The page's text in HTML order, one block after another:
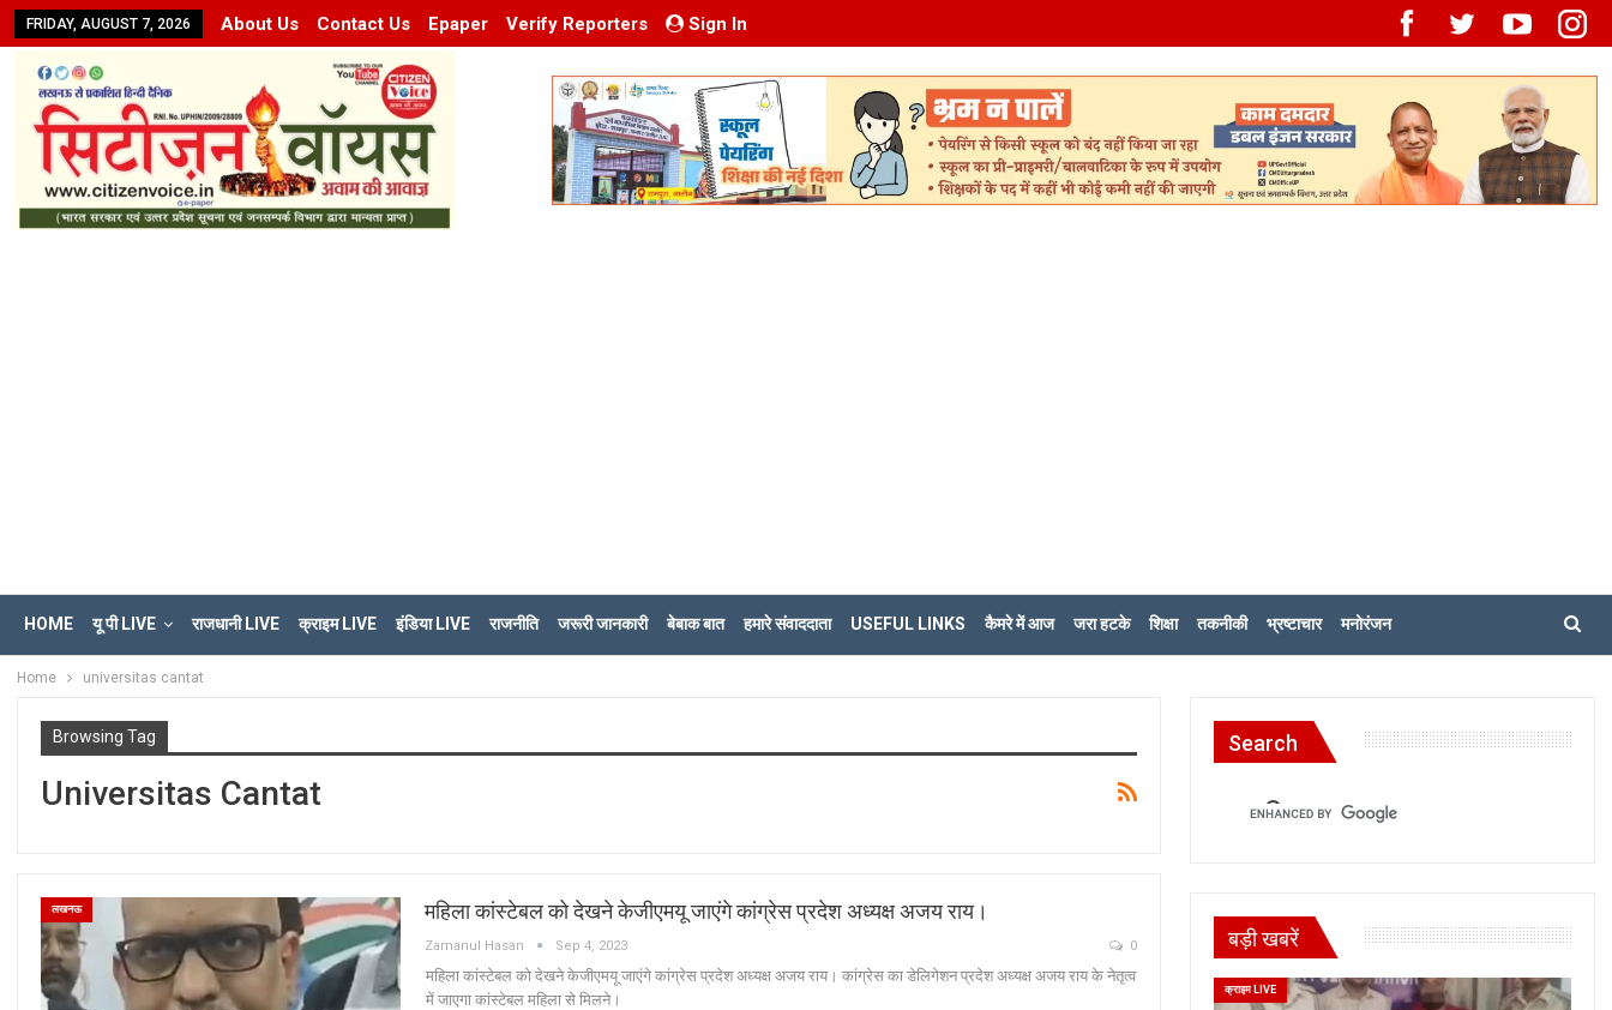
FRIDAY, AUGUST 7, 2026 About Us Contact Us Epaper Verify Reporters Sign In
HOME यू पी LIVE राजधानी LIVE क्राइम LIVE इंडिया LIVE राजनीति जरूरी जानकारी बेबाक बात हमारे संवाददाता USEFUL LINKS कैमरे में आज जरा हटके शिक्षा तकनीकी भ्रष्टाचार मनोरंजन
Home universitas cantat
Browsing Tag
Universitas Cantat
लखनऊ महिला कांस्टेबल को देखने केजीएमयू जाएंगे कांग्रेस प्रदेश अध्यक्ष अजय राय।
Zamanul Hasan Sep 4, 2023 0
महिला कांस्टेबल को देखने केजीएमयू जाएंगे कांग्रेस प्रदेश अध्यक्ष अजय राय। कांग्रेस का डेलिगेशन प्रदेश अध्यक्ष अजय राय के नेतृत्व
में जाएगा कांस्टेबल महिला से मिलने।
Search
बड़ी खबरें
क्राइम LIVE